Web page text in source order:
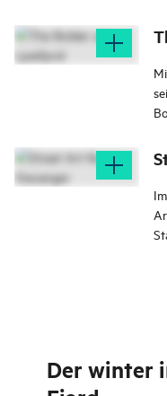
Der winter